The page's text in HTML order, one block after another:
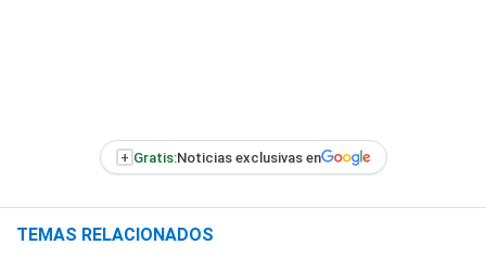
+ Gratis:Noticias exclusivas en
TEMAS RELACIONADOS